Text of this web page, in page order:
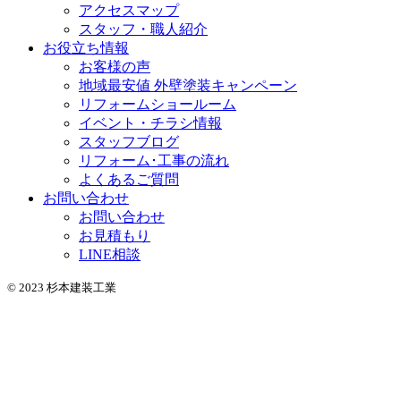
アクセスマップ
スタッフ・職人紹介
お役立ち情報
お客様の声
地域最安値 外壁塗装キャンペーン
リフォームショールーム
イベント・チラシ情報
スタッフブログ
リフォーム･工事の流れ
よくあるご質問
お問い合わせ
お問い合わせ
お見積もり
LINE相談
© 2023 杉本建装工業